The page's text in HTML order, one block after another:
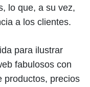
lo que, a su vez,
a los clientes.
para ilustrar
fabulosos con
productos, precios